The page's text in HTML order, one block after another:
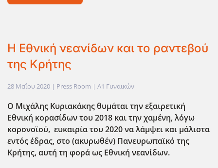
Η Εθνική νεανίδων και το ραντεβού
της Κρήτης
28 Μαΐου 2020 | Press Room | Α1 Γυναικών
Ο Μιχάλης Κυριακάκης θυμάται την εξαιρετική
Εθνική κορασίδων του 2018 και την χαμένη, λόγω
κορονοϊού, ευκαιρία του 2020 να λάμψει και μάλιστα
εντός έδρας, στο (ακυρωθέν) Πανευρωπαϊκό της
Κρήτης, αυτή τη φορά ως Εθνική νεανίδων.